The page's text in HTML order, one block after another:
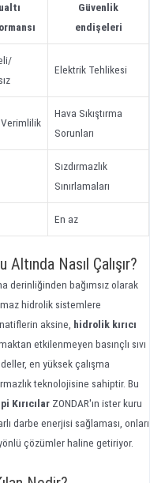
Güvenlik
endişeleri
Elektrik Tehlikesi
Hava Sıkıştırma
Sorunları
Sızdırmazlık
Sınırlamaları
En az
Nasıl Çalışır?
derinliğinden bağımsız olarak
hidrolik sistemlere
aksine, hidrolik kırıcı
etkilenmeyen basınçlı sıvı
en yüksek çalışma
teknolojisine sahiptir. Bu
Kırıcılar ZONDAR'ın ister kuru
darbe enerjisi sağlaması, onları
çözümler haline getiriyor.